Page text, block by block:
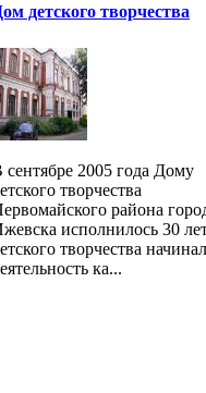
детского творчества
сентябре 2005 года Дому
творчества
района
исполнилось 30
творчества
ка...